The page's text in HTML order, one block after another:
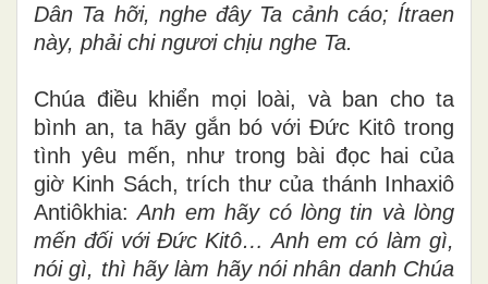
Dân Ta hỡi, nghe đây Ta cảnh cáo; Ítraen
này, phải chi ngươi chịu nghe Ta.
Chúa điều khiển mọi loài, và ban cho ta
bình an, ta hãy gắn bó với Đức Kitô trong
tình yêu mến, như trong bài đọc hai của
giờ Kinh Sách, trích thư của thánh Inhaxiô
Antiôkhia:Anh em hãy có lòng tin và lòng
mến đối với Đức Kitô… Anh em có làm gì,
nói gì, thì hãy làm hãy nói nhân danh Chúa